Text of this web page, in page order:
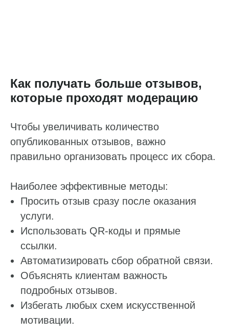
Как получать больше отзывов,
которые проходят модерацию
Чтобы увеличивать количество
опубликованных отзывов, важно
правильно организовать процесс их сбора.
Наиболее эффективные методы:
Просить отзыв сразу после оказания
услуги.
Использовать QR-коды и прямые
ссылки.
Автоматизировать сбор обратной связи.
Объяснять клиентам важность
подробных отзывов.
Избегать любых схем искусственной
мотивации.
Оставьте заявку,
и мы свяжемся с вами
в течение часа
Имя*
Телефон*
+7
Комментарий
8 800 555-41-36
sales@pntr.io